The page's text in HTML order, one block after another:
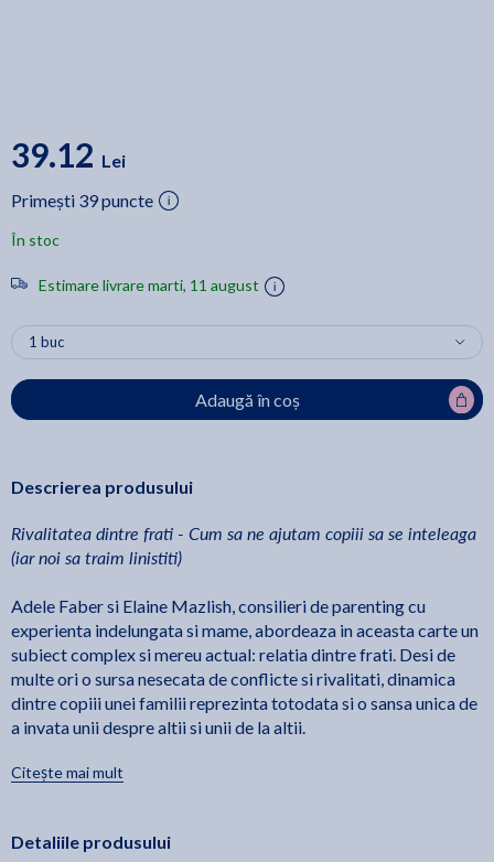
39.12 Lei
Primești 39 puncte
În stoc
Estimare livrare marti, 11 august
Adaugă în coș
Descrierea produsului
Rivalitatea dintre frati - Cum sa ne ajutam copiii sa se inteleaga
(iar noi sa traim linistiti)
Adele Faber si Elaine Mazlish, consilieri de parenting cu
experienta indelungata si mame, abordeaza in aceasta carte un
subiect complex si mereu actual: relatia dintre frati. Desi de
multe ori o sursa nesecata de conflicte si rivalitati, dinamica
dintre copiii unei familii reprezinta totodata si o sansa unica de
a invata unii despre altii si unii de la altii.
Acest ghid practic, interactiv si empatic, le ofera parintilor
a multor familii obisnuite, examinate cu umor si intelepciune, ne
Citește mai mult
Detaliile produsului